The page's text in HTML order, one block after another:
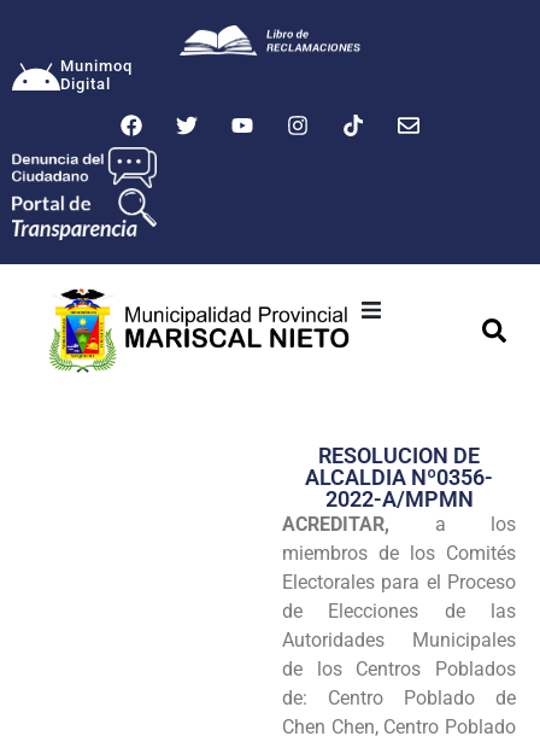
Munimoq
Digital
Transparencia
Seguridad
Programas
Intranet
RESOLUCION DE
ALCALDIA Nº0356-
2022-A/MPMN
ACREDITAR, a los
miembros de los Comités
Electorales para el Proceso
de Elecciones de las
Autoridades Municipales
de los Centros Poblados
de: Centro Poblado de
Chen Chen, Centro Poblado